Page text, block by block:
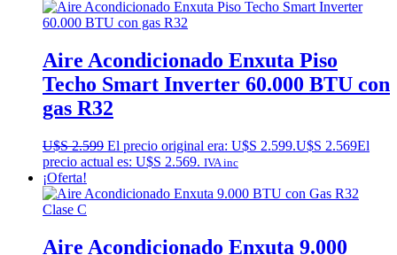
Aire Acondicionado Enxuta Piso
Techo Smart Inverter 60.000 BTU con
gas R32
U$S2.599 El precio original era: U$S 2.599.U$S 2.569El
precio actual es: U$S 2.569. IVA inc
¡Oferta!
Aire Acondicionado Enxuta 9.000